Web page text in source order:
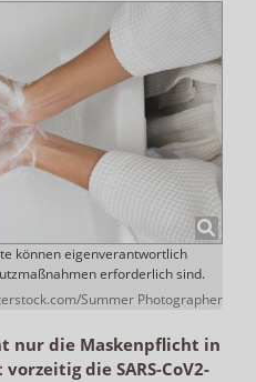
können eigenverantwortlich
erforderlich sind.
Summer Photographer
nur die Maskenpflicht in
die SARS-CoV2-